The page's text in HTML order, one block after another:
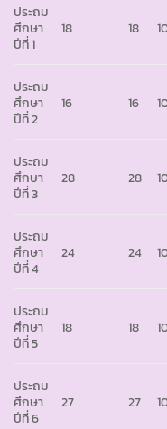
ประถม
ศึกษา
ปีที่ 1
18 18
ประถม
ศึกษา
ปีที่ 2
16 16
ประถม
ศึกษา
ปีที่ 3
28 28
ประถม
ศึกษา
ปีที่ 4
24 24
ประถม
ศึกษา
ปีที่ 5
18 18
ประถม
ศึกษา
ปีที่ 6
27 27